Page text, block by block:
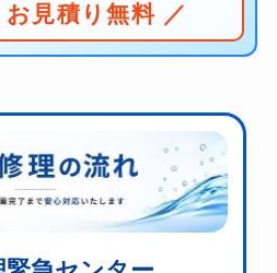
見積り無料 ／